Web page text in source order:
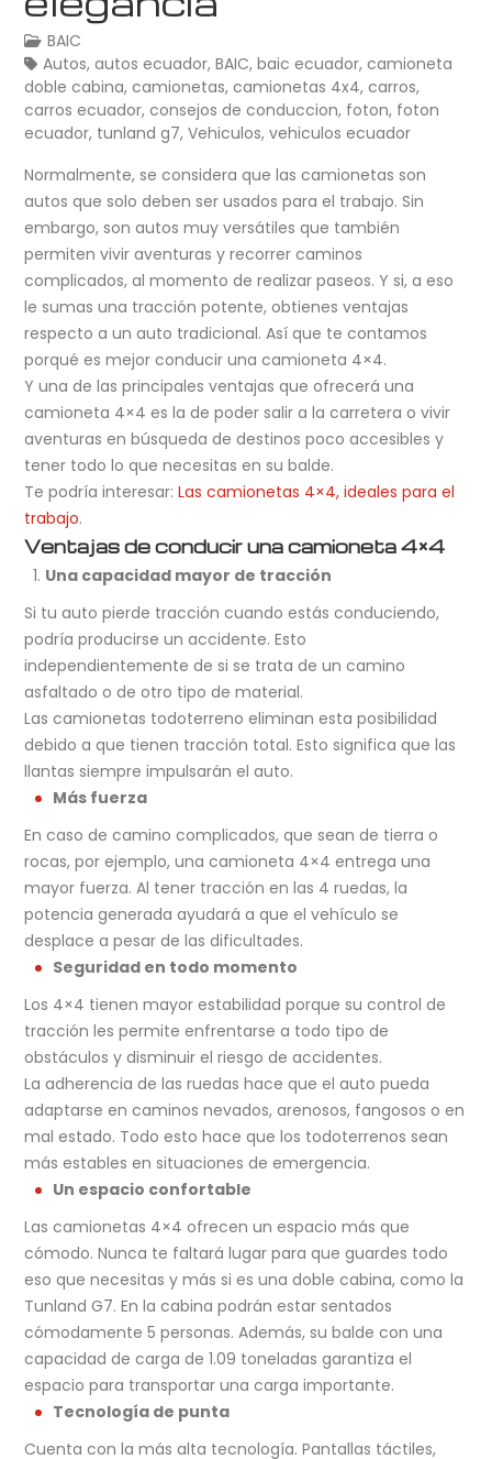
BAIC
Autos,autos ecuador,BAIC,baic ecuador,camioneta
doble cabina,camionetas,camionetas 4x4,carros,
carros ecuador,consejos de conduccion, foton, foton
ecuador, tunland g7,Vehiculos,vehiculos ecuador
Normalmente, se considera que las camionetas son
autos que solo deben ser usados para el trabajo. Sin
embargo, son autos muy versátiles que también
permiten vivir aventuras y recorrer caminos
complicados, al momento de realizar paseos. Y si, a eso
le sumas una tracción potente, obtienes ventajas
respecto a un auto tradicional. Así que te contamos
porqué es mejor conducir una camioneta 4×4.
Y una de las principales ventajas que ofrecerá una
camioneta 4×4 es la de poder salir a la carretera o vivir
aventuras en búsqueda de destinos poco accesibles y
tener todo lo que necesitas en su balde.
Te podría interesar:Las camionetas 4×4, ideales para el
trabajo.
Ventajas de conducir una camioneta 4×4
Una capacidad mayor de tracción
Si tu auto pierde tracción cuando estás conduciendo,
podría producirse un accidente. Esto
independientemente de si se trata de un camino
asfaltado o de otro tipo de material.
Las camionetas todoterreno eliminan esta posibilidad
debido a que tienen tracción total. Esto significa que las
llantas siempre impulsarán el auto.
Más fuerza
En caso de camino complicados, que sean de tierra o
rocas, por ejemplo, una camioneta 4×4 entrega una
mayor fuerza. Al tener tracción en las 4 ruedas, la
potencia generada ayudará a que el vehículo se
desplace a pesar de las dificultades.
Seguridad en todo momento
Los 4×4 tienen mayor estabilidad porque su control de
tracción les permite enfrentarse a todo tipo de
obstáculos y disminuir el riesgo de accidentes.
La adherencia de las ruedas hace que el auto pueda
adaptarse en caminos nevados, arenosos, fangosos o en
mal estado. Todo esto hace que los todoterrenos sean
más estables en situaciones de emergencia.
Un espacio confortable
Las camionetas 4×4 ofrecen un espacio más que
cómodo. Nunca te faltará lugar para que guardes todo
eso que necesitas y más si es una doble cabina, como la
Tunland G7. En la cabina podrán estar sentados
cómodamente 5 personas. Además, su balde con una
capacidad de carga de 1.09 toneladas garantiza el
espacio para transportar una carga importante.
Tecnología de punta
Cuenta con la más alta tecnología. Pantallas táctiles,